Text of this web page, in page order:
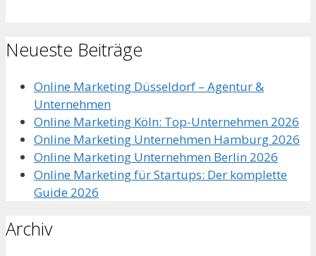
Neueste Beiträge
Online Marketing Düsseldorf – Agentur &
Unternehmen
Online Marketing Köln: Top-Unternehmen 2026
Online Marketing Unternehmen Hamburg 2026
Online Marketing Unternehmen Berlin 2026
Online Marketing für Startups: Der komplette
Guide 2026
Archiv